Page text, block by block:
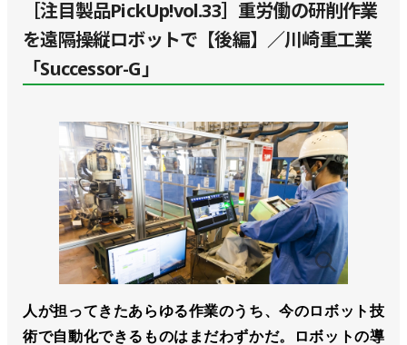
［注目製品PickUp!vol.33］重労働の研削作業
を遠隔操縦ロボットで【後編】／川崎重工業
「Successor-G」
人が担ってきたあらゆる作業のうち、今のロボット技
術で自動化できるものはまだわずかだ。ロボットの導